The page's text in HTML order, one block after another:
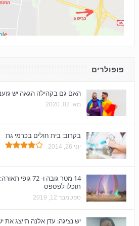
פופולרים
האם גם בקהילה הגאה יש
מאי 02, 2020
בקרוב: בית חולים בכרמי גת
יוני 26, 2014
14 מטר גובה ו-
תוכלו לפספס
ספטמבר 12, 2019
יש נציגה: עדן אלנה תייצג את ישראל